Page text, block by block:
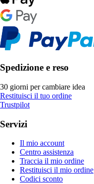
Spedizione e reso
30 giorni per cambiare idea
Restituisci il tuo ordine
Trustpilot
Servizi
Il mio account
Centro assistenza
Traccia il mio ordine
Restituisci il mio ordine
Codici sconto